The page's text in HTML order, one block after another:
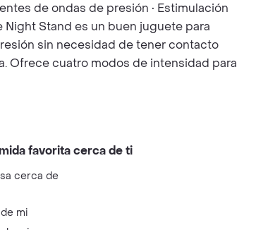
de ondas de presión • Estimulación
Night Stand es un buen juguete para
sin necesidad de tener contacto
Ofrece cuatro modos de intensidad para
favorita cerca de ti
cerca de
mi